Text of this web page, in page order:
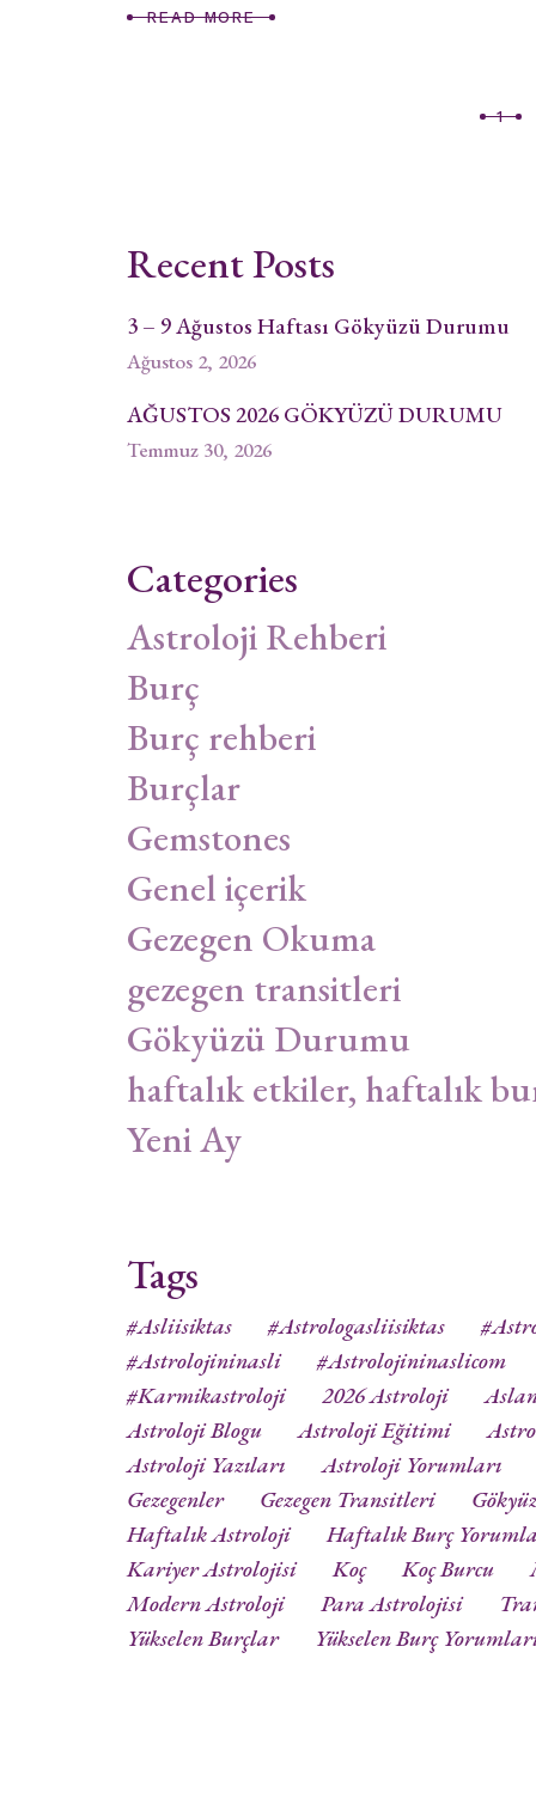
READ MORE
1
Recent Posts
3 – 9 Ağustos Haftası Gökyüzü Durumu
Ağustos 2, 2026
AĞUSTOS 2026 GÖKYÜZÜ DURUMU
Temmuz 30, 2026
Categories
Astroloji Rehberi
Burç
Burç rehberi
Burçlar
Gemstones
Genel içerik
Gezegen Okuma
gezegen transitleri
Gökyüzü Durumu
haftalık etkiler, haftalık
Yeni Ay
Tags
#asliisiktas #astrologasliisiktas
#astrolojininasli
#astrolojininaslicom
#karmikastroloji
2026 Astroloji
Astroloji Blogu
Astroloji Eğitimi
Astroloji Yazıları
Astroloji Yorumları
Gezegenler
Gezegen Transitleri
Haftalık Astroloji
Haftalık Burç
Kariyer Astrolojisi
Koç Koç Burcu
Modern Astroloji
Para Astrolojisi
Yükselen Burçlar
Yükselen Burç